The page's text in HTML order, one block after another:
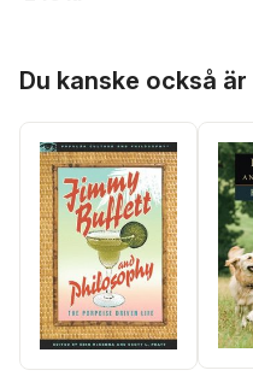
Du kanske också